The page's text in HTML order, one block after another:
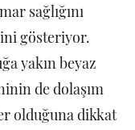
sağlığını
gösteriyor.
yakın beyaz
de dolaşım
olduğuna dikkat